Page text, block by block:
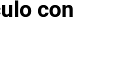
con